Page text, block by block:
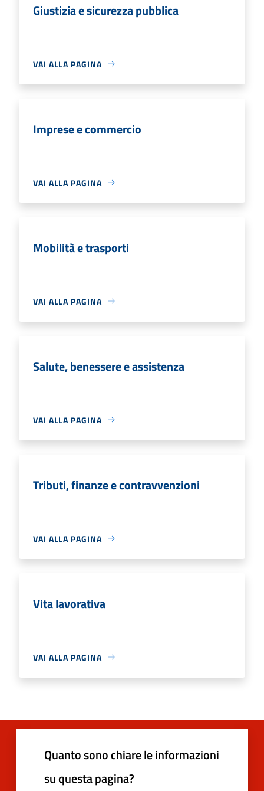
Giustizia e sicurezza pubblica
VAI ALLA PAGINA
Imprese e commercio
VAI ALLA PAGINA
Mobilità e trasporti
VAI ALLA PAGINA
Salute, benessere e assistenza
VAI ALLA PAGINA
Tributi, finanze e contravvenzioni
VAI ALLA PAGINA
Vita lavorativa
VAI ALLA PAGINA
Quanto sono chiare le informazioni
su questa pagina?